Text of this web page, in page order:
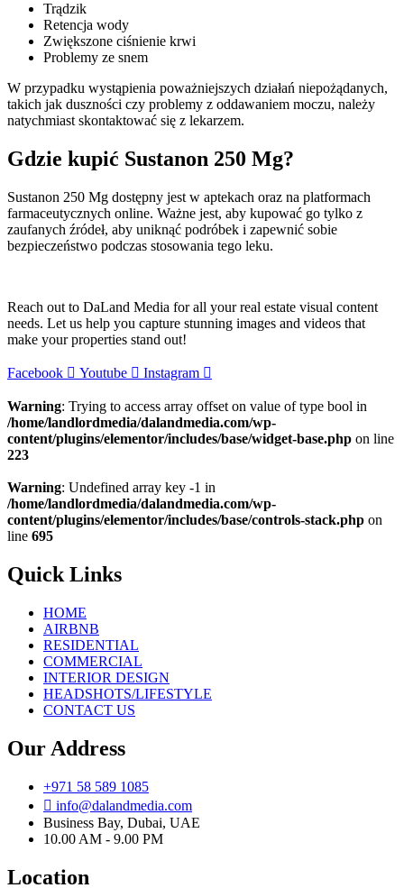
Trądzik
Retencja wody
Zwiększone ciśnienie krwi
Problemy ze snem
W przypadku wystąpienia poważniejszych działań niepożądanych,
takich jak duszności czy problemy z oddawaniem moczu, należy
natychmiast skontaktować się z lekarzem.
Gdzie kupić Sustanon 250 Mg?
Sustanon 250 Mg dostępny jest w aptekach oraz na platformach
farmaceutycznych online. Ważne jest, aby kupować go tylko z
zaufanych źródeł, aby uniknąć podróbek i zapewnić sobie
bezpieczeństwo podczas stosowania tego leku.
Reach out to DaLand Media for all your real estate visual content
needs. Let us help you capture stunning images and videos that
make your properties stand out!
Facebook Youtube Instagram
Warning: Trying to access array offset on value of type bool in
/home/landlordmedia/dalandmedia.com/wp-
content/plugins/elementor/includes/base/widget-base.php on line
223
Warning: Undefined array key -1 in
/home/landlordmedia/dalandmedia.com/wp-
content/plugins/elementor/includes/base/controls-stack.php on
line 695
Quick Links
HOME
AIRBNB
RESIDENTIAL
COMMERCIAL
INTERIOR DESIGN
HEADSHOTS/LIFESTYLE
CONTACT US
Our Address
+971 58 589 1085
info@dalandmedia.com
Business Bay, Dubai, UAE
10.00 AM - 9.00 PM
Location